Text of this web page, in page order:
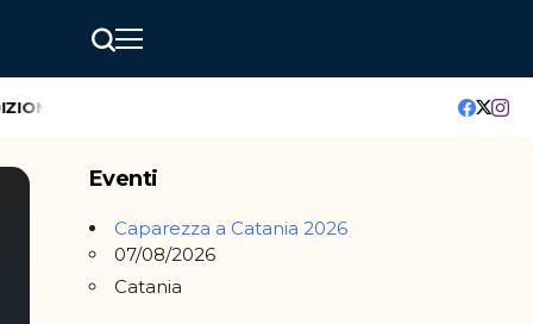
GreenMindAI Catania: l’hackathon che accende il
Eventi
Caparezza a Catania 2026
07/08/2026
Catania